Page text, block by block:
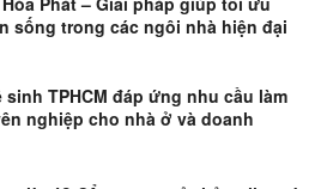
sống trong các ngôi nhà hiện đại
sinh TPHCM đáp ứng nhu cầu làm
nghiệp cho nhà ở và doanh